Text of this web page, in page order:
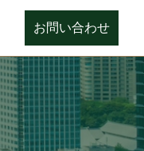
お問い合わせ